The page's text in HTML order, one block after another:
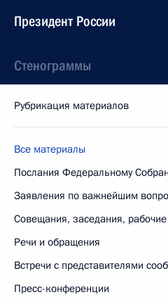
Президент России
Стенограммы
Рубрикация материалов
Все материалы
Послания Федеральному
Заявления по важнейшим
Совещания, заседания, рабочие
Речи и обращения
Встречи с представителями
Пресс-конференции